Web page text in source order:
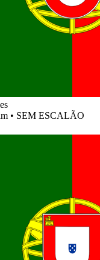
• SEM ESCALÃO